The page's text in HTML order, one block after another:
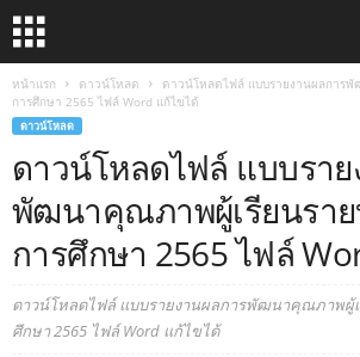
หน้าแรก ดาวน์โหลด
ดาวน์โหลดไฟล์ แบบรายงานผลการ
การศึกษา 2565 ไฟล์ Word แก้ไขได้
ดาวน์โหลด
ดาวน์โหลดไฟล์ แบบรา
พัฒนาคุณภาพผู้เรียนรา
การศึกษา 2565 ไฟล์
ดาวน์โหลดไฟล์ แบบรายงานผลการพัฒนาคุณภาพผู้
ศึกษา 2565 ไฟล์ Word แก้ไขได้